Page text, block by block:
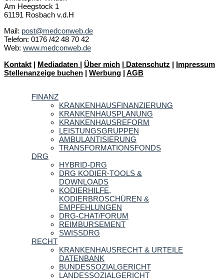
Am Heegstock 1
61191 Rosbach v.d.H
Mail: post@medconweb.de
Telefon: 0176 /42 48 70 42
Web: www.medconweb.de
Kontakt | Mediadaten | Über mich | Datenschutz | Impressum
Stellenanzeige buchen | Werbung | AGB
FINANZ
KRANKENHAUSFINANZIERUNG
KRANKENHAUSPLANUNG
KRANKENHAUSREFORM
LEISTUNGSGRUPPEN
AMBULANTISIERUNG
TRANSFORMATIONSFONDS
DRG
HYBRID-DRG
DRG KODIER-TOOLS &
DOWNLOADS
KODIERHILFE,
KODIERBROSCHÜREN &
EMPFEHLUNGEN
DRG-CHAT/FORUM
REIMBURSEMENT
SWISSDRG
RECHT
KRANKENHAUSRECHT & URTEILE
DATENBANK
BUNDESSOZIALGERICHT
LANDESSOZIALGERICHT